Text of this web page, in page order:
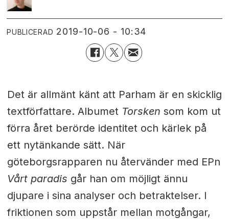
PUBLICERAD 2019-10-06 - 10:34
Det är allmänt känt att Parham är en skicklig
textförfattare. Albumet Torsken som kom ut
förra året berörde identitet och kärlek på
ett nytänkande sätt. När
göteborgsrapparen nu återvänder med EPn
Vårt paradis går han om möjligt ännu
djupare i sina analyser och betraktelser. I
friktionen som uppstår mellan motgångar,